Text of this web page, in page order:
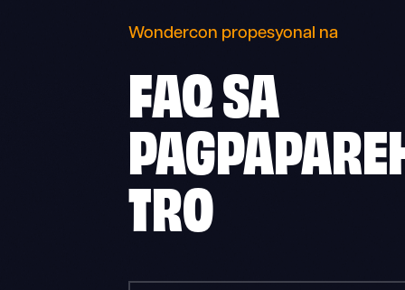
Wondercon propesyonal na
FAQ SA
TRO